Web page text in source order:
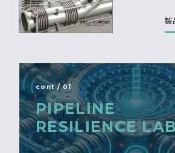
製
cont / 01
PIPELINE
RESILIENCE